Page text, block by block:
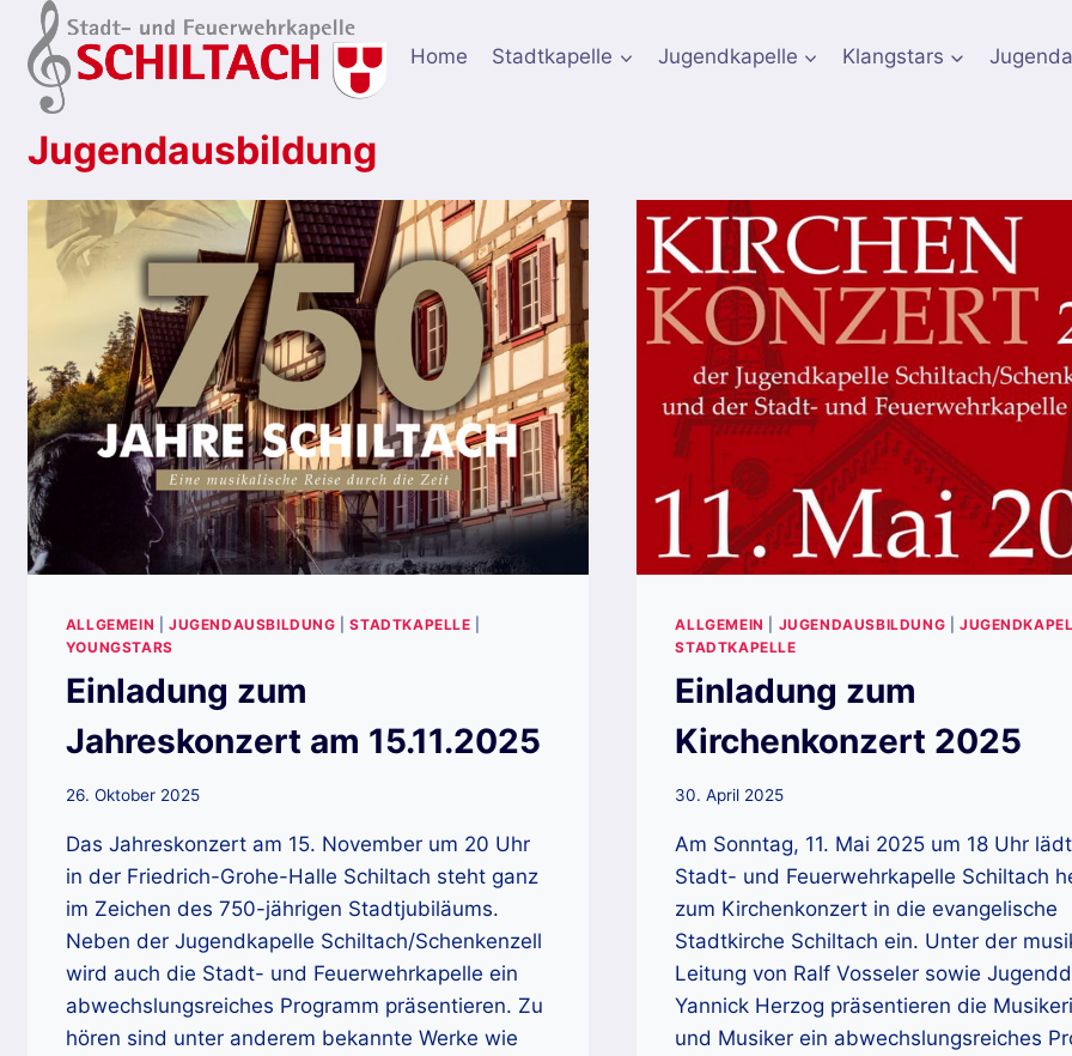
Zum
Inhalt
springen
Home Stadtkapelle Jugendkapelle Klangstars
Jugendausbildung
ALLGEMEIN |JUGENDAUSBILDUNG |STADTKAPELLE
YOUNGSTARS
Einladung zum
Jahreskonzert am 15.11.2025
26. Oktober 2025
Das Jahreskonzert am 15. November um 20 Uhr
in der Friedrich-Grohe-Halle Schiltach steht ganz
im Zeichen des 750-jährigen Stadtjubiläums.
Neben der Jugendkapelle Schiltach/Schenkenzell
wird auch die Stadt- und Feuerwehrkapelle ein
abwechslungsreiches Programm präsentieren. Zu
hören sind unter anderem bekannte Werke wie
ALLGEMEIN JUGENDAUSBILDUNG
STADTKAPELLE
Einladung zum
Kirchenkonzert 2025
30. April 2025
Am Sonntag, 11. Mai 2025 um 18 Uhr
Stadt- und Feuerwehrkapelle Schiltach
zum Kirchenkonzert in die evangelische
Stadtkirche Schiltach ein. Unter der
Leitung von Ralf Vosseler sowie
Yannick Herzog präsentieren die
und Musiker ein abwechslungsreiches